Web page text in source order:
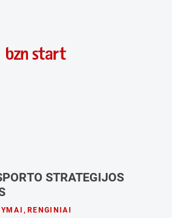
STRATEGIJOS
, RENGINIAI